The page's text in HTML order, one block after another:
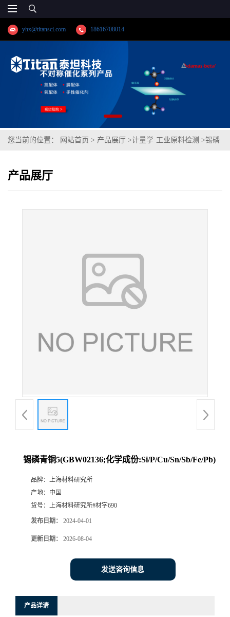
yhx@titansci.com 18616708014
您当前的位置： 网站首页 > 产品展厅 >计量学·工业原料检测 >锡磷
产品展厅
锡磷青铜5(GBW02136;化学成份:Si/P/Cu/Sn/Sb/Fe/Pb)
品牌： 上海材料研究所
产地： 中国
货号： 上海材料研究所#材字690
发布日期： 2024-04-01
更新日期： 2026-08-04
发送咨询信息
产品详请